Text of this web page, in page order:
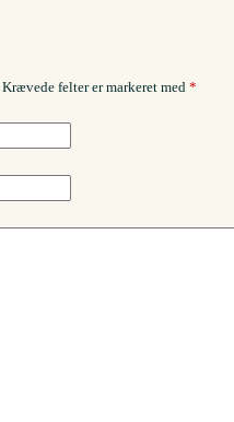
Krævede felter er markeret med *